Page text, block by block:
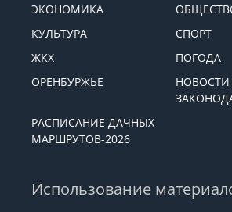
ЭКОНОМИКА
КУЛЬТУРА
СПОРТ
ЖКХ
ПОГОДА
ОРЕНБУРЖЬЕ
НОВОСТИ
РАСПИСАНИЕ ДАЧНЫХ
МАРШРУТОВ-2026
Использование